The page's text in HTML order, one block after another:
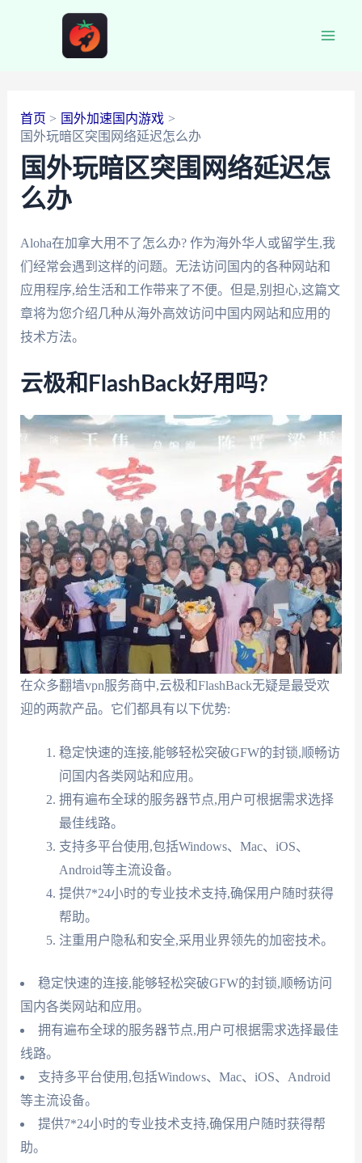
首页
国外加速国内游戏
国外玩暗区突围网络延迟怎么办
国外玩暗区突围网络延迟怎
么办
Aloha在加拿大用不了怎么办? 作为海外华人或留学生,我
们经常会遇到这样的问题。无法访问国内的各种网站和
应用程序,给生活和工作带来了不便。但是,别担心,这篇文
章将为您介绍几种从海外高效访问中国内网站和应用的
技术方法。
云极和FlashBack好用吗?
在众多翻墙vpn服务商中,云极和FlashBack无疑是最受欢
迎的两款产品。它们都具有以下优势:
稳定快速的连接,能够轻松突破GFW的封锁,顺畅访
问国内各类网站和应用。
拥有遍布全球的服务器节点,用户可根据需求选择
最佳线路。
支持多平台使用,包括Windows、Mac、iOS、
Android等主流设备。
提供7*24小时的专业技术支持,确保用户随时获得
帮助。
注重用户隐私和安全,采用业界领先的加密技术。
稳定快速的连接,能够轻松突破GFW的封锁,顺畅访问
国内各类网站和应用。
拥有遍布全球的服务器节点,用户可根据需求选择最佳
线路。
支持多平台使用,包括Windows、Mac、iOS、Android
等主流设备。
提供7*24小时的专业技术支持,确保用户随时获得帮
助。